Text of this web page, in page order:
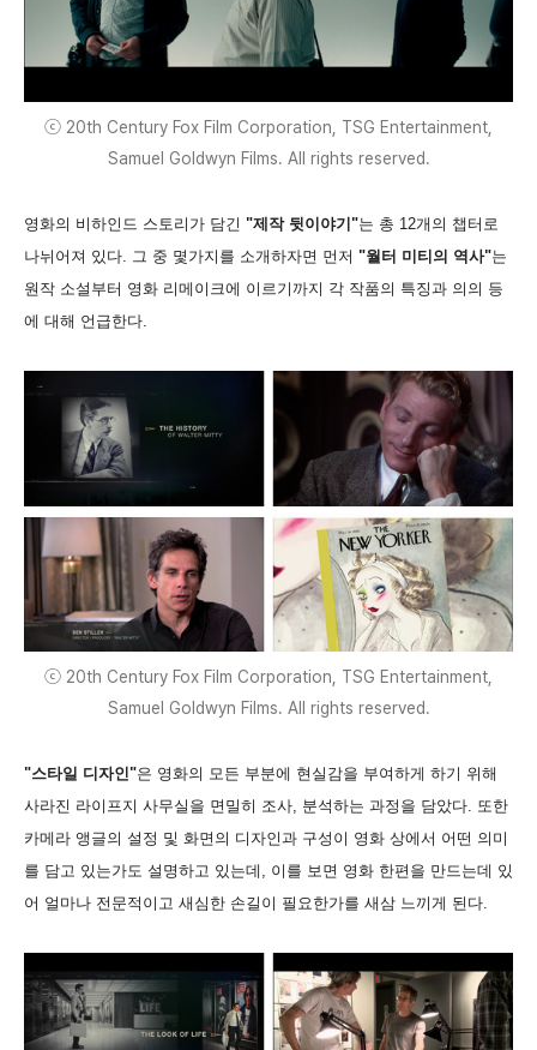
ⓒ 20th Century Fox Film Corporation, TSG Entertainment,
Samuel Goldwyn Films. All rights reserved.
영화의 비하인드 스토리가 담긴 "제작 뒷이야기"는 총 12개의 챕터로
나뉘어져 있다. 그 중 몇가지를 소개하자면 먼저 "월터 미티의 역사"는
원작 소설부터 영화 리메이크에 이르기까지 각 작품의 특징과 의의 등
에 대해 언급한다.
ⓒ 20th Century Fox Film Corporation, TSG Entertainment,
Samuel Goldwyn Films. All rights reserved.
"스타일 디자인"은 영화의 모든 부분에 현실감을 부여하게 하기 위해
사라진 라이프지 사무실을 면밀히 조사, 분석하는 과정을 담았다. 또한
카메라 앵글의 설정 및 화면의 디자인과 구성이 영화 상에서 어떤 의미
를 담고 있는가도 설명하고 있는데, 이를 보면 영화 한편을 만드는데 있
어 얼마나 전문적이고 새심한 손길이 필요한가를 새삼 느끼게 된다.